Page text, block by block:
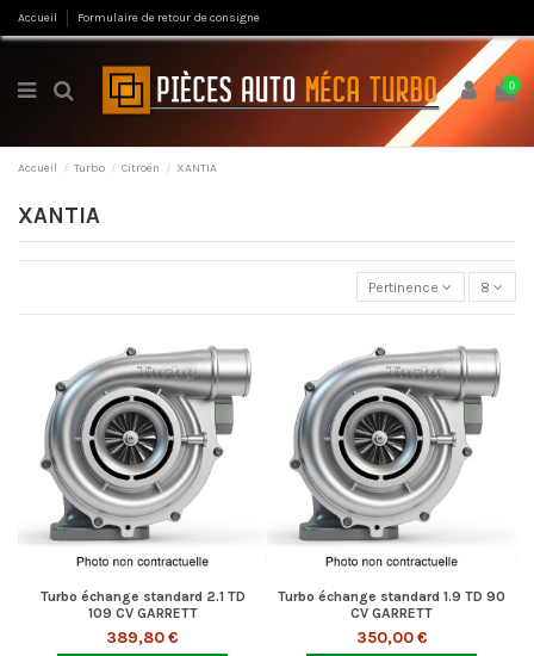
Accueil Formulaire de retour de consigne
0
Accueil Turbo Citroën XANTIA
XANTIA
Pertinence 8
Turbo échange standard 2.1 TD
109 CV GARRETT
389,80 €
Turbo échange standard 1.9 TD 90
CV GARRETT
350,00 €